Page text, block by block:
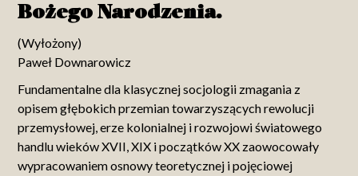
Bożego Narodzenia.
(Wyłożony)
Paweł Downarowicz
Fundamentalne dla klasycznej socjologii zmagania z
opisem głębokich przemian towarzyszących rewolucji
przemysłowej, erze kolonialnej i rozwojowi światowego
handlu wieków XVII, XIX i początków XX zaowocowały
wypracowaniem osnowy teoretycznej i pojęciowej